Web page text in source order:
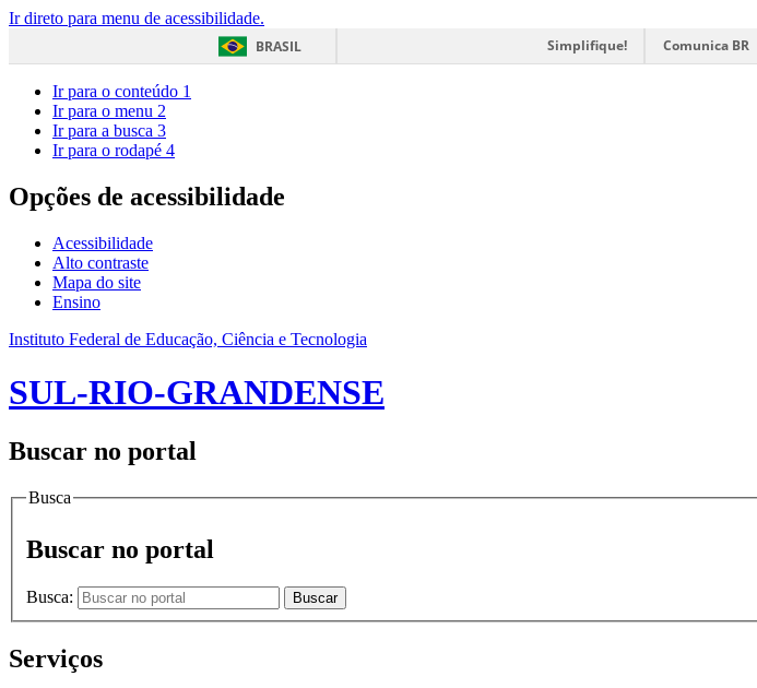
Ir direto para menu de acessibilidade.
BRASIL
Simplifique! Comunica BR
Ir para o conteúdo 1
Ir para o menu 2
Ir para a busca 3
Ir para o rodapé 4
Opções de acessibilidade
Acessibilidade
Alto contraste
Mapa do site
Ensino
Instituto Federal de Educação, Ciência e Tecnologia
SUL-RIO-GRANDENSE
Buscar no portal
Busca
Buscar no portal
Busca: Buscar
Serviços